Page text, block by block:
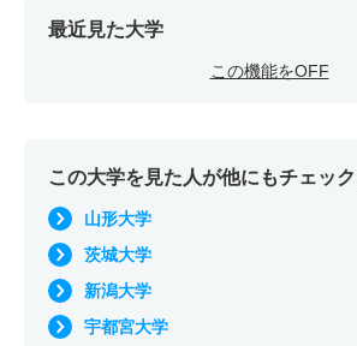
最近見た大学
この機能をOFF
この大学を見た人が他にもチェッ
山形大学
茨城大学
新潟大学
宇都宮大学